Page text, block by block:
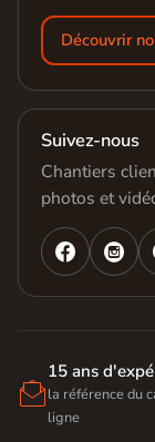
Découvrir
Suivez-nous
Chantiers
photos et
 

15 ans
la référence du
ligne